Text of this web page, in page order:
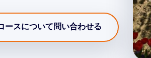
ースについて問い合わせる